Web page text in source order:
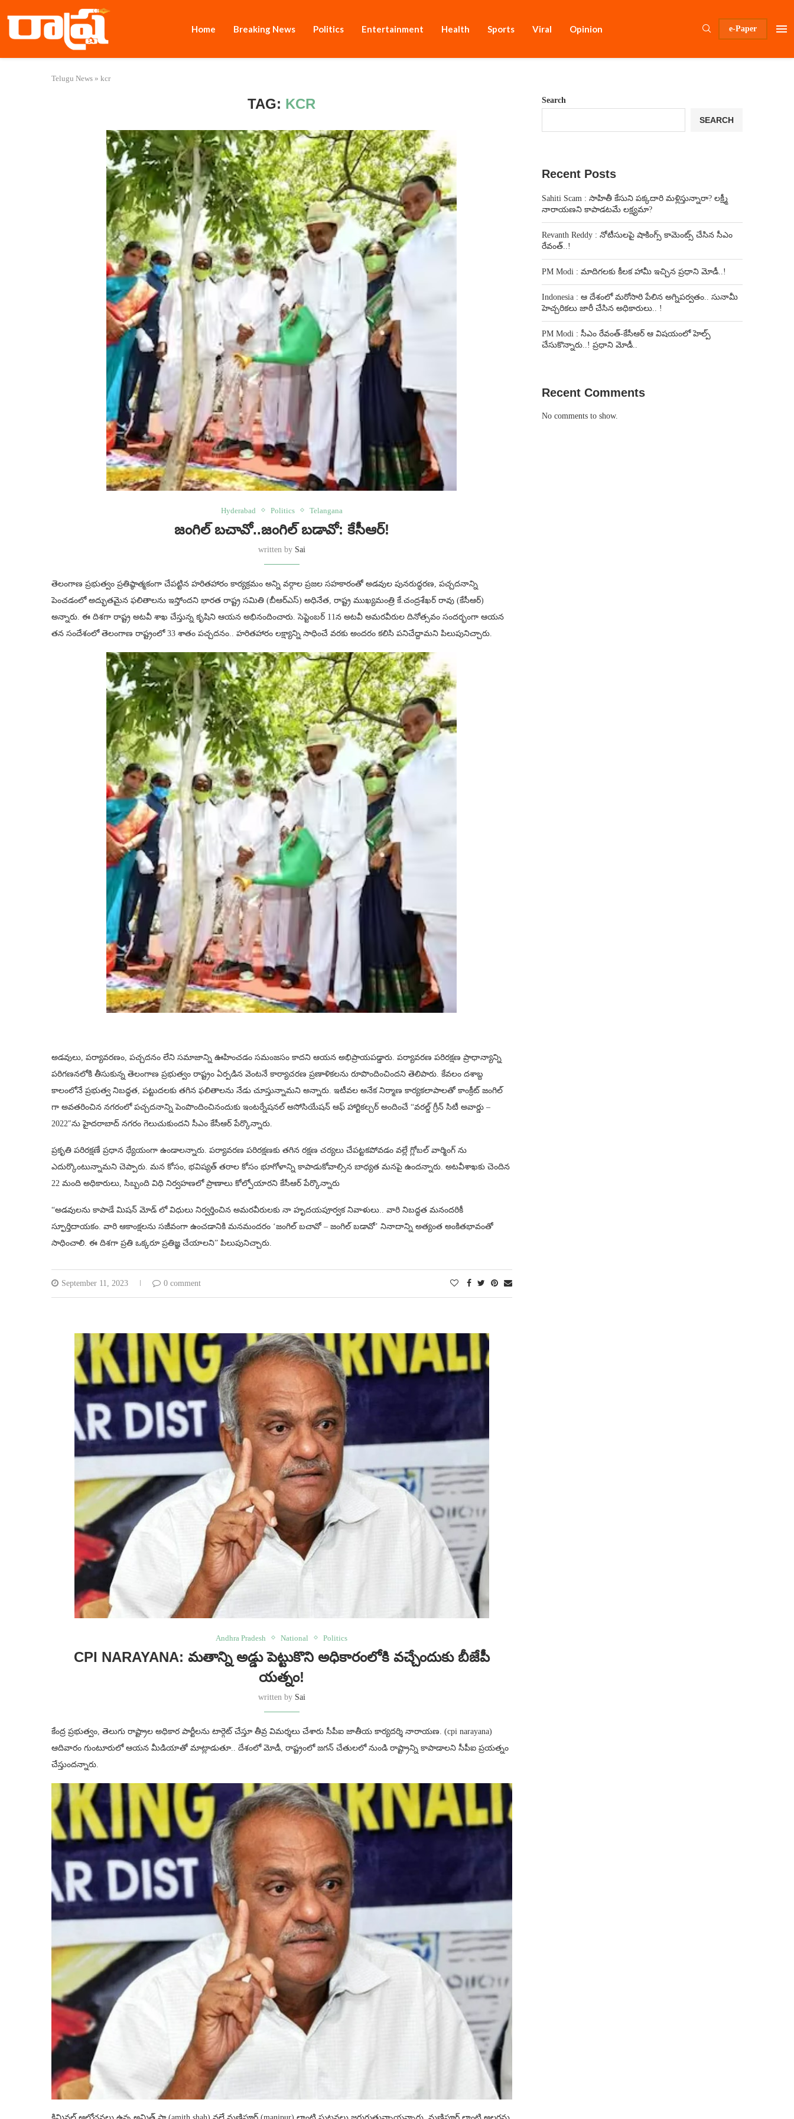
Home Breaking News Politics Entertainment Health Sports Viral Opinion e-Paper
Telugu News » kcr
TAG: KCR
Hyderabad Politics Telangana
జంగిల్ బచావో..జంగిల్ బడావో: కేసీఆర్‌!
written by Sai
తెలంగాణ ప్రభుత్వం ప్రతిష్ఠాత్మకంగా చేపట్టిన హరితహారం కార్యక్రమం అన్ని వర్గాల ప్రజల సహకారంతో అడవుల పునరుద్ధరణ, పచ్చదనాన్ని
పెంచడంలో అద్భుతమైన ఫలితాలను ఇస్తోందని భార‌త రాష్ట్ర స‌మితి (బీఆర్ఎస్) అధినేత‌, రాష్ట్ర ముఖ్యమంత్రి కే.చంద్రశేఖర్ రావు (కేసీఆర్)
అన్నారు. ఈ దిశగా రాష్ట్ర అటవీ శాఖ చేస్తున్న కృషిని ఆయన అభినందించారు. సెప్టెంబర్ 11న అటవీ అమరవీరుల దినోత్సవం సందర్భంగా ఆయన
తన సందేశంలో తెలంగాణ రాష్ట్రంలో 33 శాతం పచ్చదనం.. హరితహారం లక్ష్యాన్ని సాధించే వరకు అందరం కలిసి పనిచేద్దామ‌ని పిలుపునిచ్చారు.
అడవులు, పర్యావరణం, పచ్చదనం లేని సమాజాన్ని ఊహించడం సమంజసం కాదని ఆయన అభిప్రాయపడ్డారు. పర్యావరణ పరిరక్షణ ప్రాధాన్యాన్ని
పరిగణనలోకి తీసుకున్న తెలంగాణ ప్రభుత్వం రాష్ట్రం ఏర్పడిన వెంటనే కార్యాచరణ ప్రణాళికలను రూపొందించిందని తెలిపారు. కేవలం దశాబ్ద
కాలంలోనే ప్రభుత్వ నిబద్ధత, పట్టుదలకు తగిన ఫలితాలను నేడు చూస్తున్నామని అన్నారు. ఇటీవల అనేక నిర్మాణ కార్యకలాపాలతో కాంక్రీట్ జంగిల్
గా అవతరించిన నగరంలో పచ్చదనాన్ని పెంపొందించినందుకు ఇంటర్నేషనల్ అసోసియేషన్ ఆఫ్ హార్టికల్చర్ అందించే “వరల్డ్ గ్రీన్ సిటీ అవార్డు –
2022″ను హైదరాబాద్ నగరం గెలుచుకుందని సీఎం కేసీఆర్ పేర్కొన్నారు.
ప్రకృతి పరిరక్షణే ప్రధాన ధ్యేయంగా ఉండాలన్నారు. పర్యావరణ పరిరక్షణకు తగిన రక్షణ చర్యలు చేపట్టకపోవడం వల్లే గ్లోబల్ వార్మింగ్ ను
ఎదుర్కొంటున్నామని చెప్పారు. మన కోసం, భవిష్యత్ తరాల కోసం భూగోళాన్ని కాపాడుకోవాల్సిన బాధ్యత మనపై ఉందన్నారు. అటవీశాఖకు చెందిన
22 మంది అధికారులు, సిబ్బంది విధి నిర్వహణలో ప్రాణాలు కోల్పోయారని కేసీఆర్ పేర్కొన్నారు
“అడవులను కాపాడే మిషన్ మోడ్ లో విధులు నిర్వర్తించిన అమరవీరులకు నా హృదయపూర్వక నివాళులు.. వారి నిబద్ధత మనందరికీ
స్ఫూర్తిదాయకం. వారి ఆకాంక్షలను సజీవంగా ఉంచడానికి మనమందరం ‘జంగిల్ బచావో – జంగిల్ బడావో’ నినాదాన్ని అత్యంత అంకితభావంతో
సాధించాలి. ఈ దిశగా ప్రతి ఒక్కరూ ప్రతిజ్ఞ చేయాలని” పిలుపునిచ్చారు.
September 11, 2023 0 comment
Andhra Pradesh National Politics
CPI NARAYANA: మతాన్ని అడ్డు పెట్టుకొని అధికారంలోకి వచ్చేందుకు బీజేపీ
యత్నం!
written by Sai
కేంద్ర ప్రభుత్వం, తెలుగు రాష్ట్రాల అధికార పార్టీలను టార్గెట్ చేస్తూ తీవ్ర విమర్శలు చేశారు సీపీఐ జాతీయ కార్యదర్శి నారాయణ. (cpi narayana)
ఆదివారం గుంటూరులో ఆయన మీడియాతో మాట్లాడుతూ.. దేశంలో మోడీ, రాష్ట్రంలో జగన్ చేతులలో నుండి రాష్ట్రాన్ని కాపాడాలని సీపీఐ ప్రయత్నం
చేస్తుందన్నారు.
Search
SEARCH
Recent Posts
Sahiti Scam : సాహితీ కేసుని పక్కదారి మళ్లిస్తున్నారా? లక్ష్మీ
నారాయణని కాపాడటమే లక్ష్యమా?
Revanth Reddy : నోటీసులపై షాకింగ్స్ కామెంట్స్ చేసిన సీఎం
రేవంత్..!
PM Modi : మాదిగలకు కీలక హామీ ఇచ్చిన ప్రధాని మోడీ..!
Indonesia : ఆ దేశంలో మరోసారి పేలిన అగ్నిపర్వతం.. సునామీ
హెచ్చరికలు జారీ చేసిన అధికారులు.. !
PM Modi : సీఎం రేవంత్-కేసీఆర్ ఆ విషయంలో హెల్ప్
చేసుకొన్నారు..! ప్రధాని మోడీ..
Recent Comments
No comments to show.